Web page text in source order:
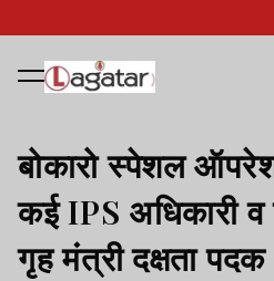
बोकारो स्पेशल
कई IPS अधिकारी
गृह मंत्री दक्षता